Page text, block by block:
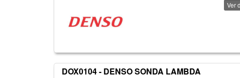
Ver
DOX0104 - DENSO SONDA LAMBDA